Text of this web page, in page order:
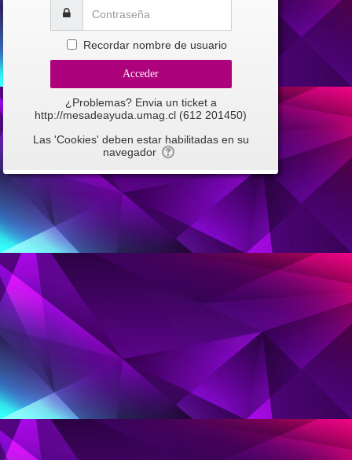
Recordar nombre de usuario
¿Problemas? Envia un ticket a
http://mesadeayuda.umag.cl (612 201450)
Las 'Cookies' deben estar habilitadas en su
navegador